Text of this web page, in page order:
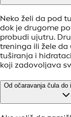
Neko želi da pod
dok je drugome
probudi ujutru.
treninga ili žele
tuširanja i
koji zadovoljava
Od očaravanja čula